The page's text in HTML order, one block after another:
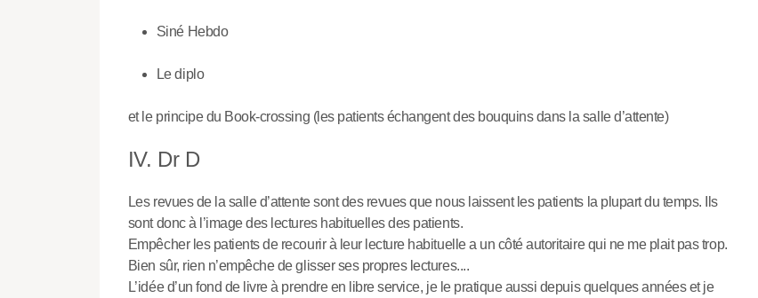
Siné Hebdo
Le diplo
et le principe du Book-crossing (les patients échangent des bouquins dans la salle d’attente)
IV. Dr D
Les revues de la salle d’attente sont des revues que nous laissent les patients la plupart du temps. Ils
sont donc à l’image des lectures habituelles des patients.
Empêcher les patients de recourir à leur lecture habituelle a un côté autoritaire qui ne me plait pas trop.
Bien sûr, rien n’empêche de glisser ses propres lectures....
L’idée d’un fond de livre à prendre en libre service, je le pratique aussi depuis quelques années et je